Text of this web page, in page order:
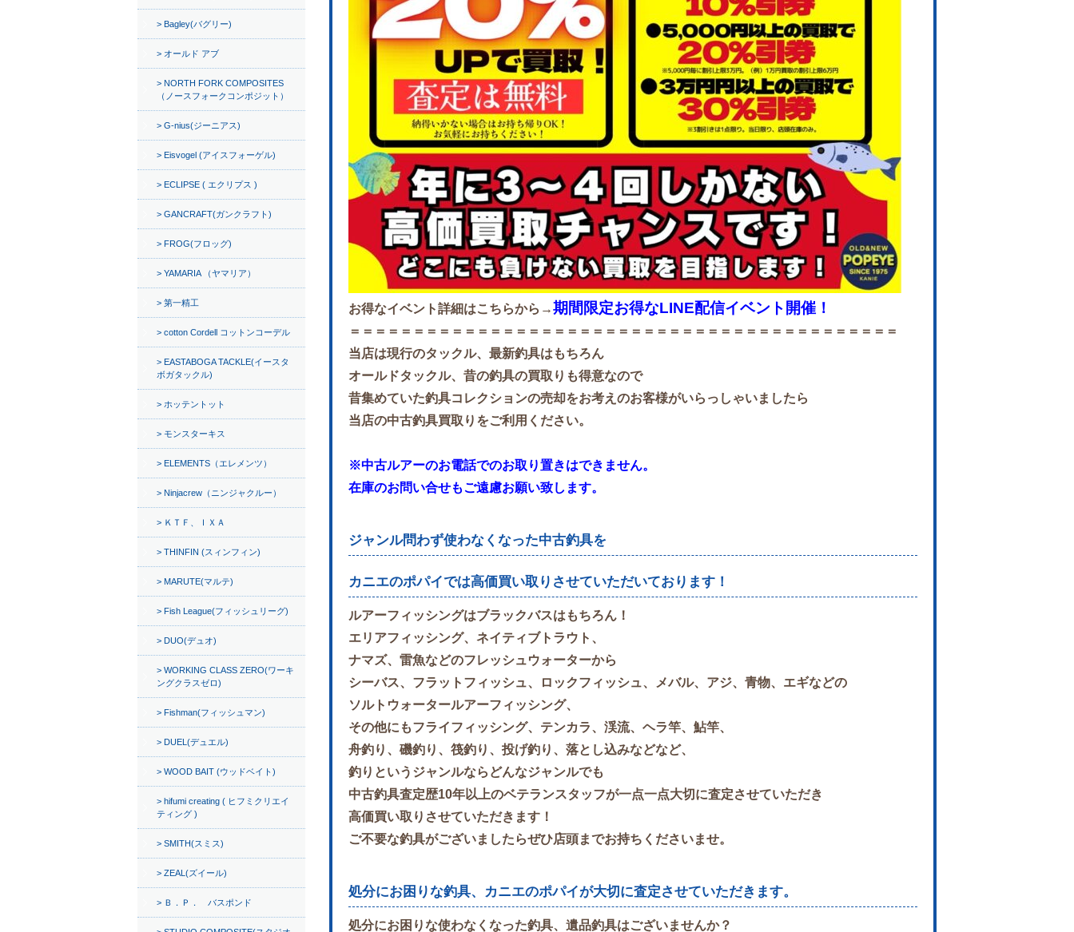
お得なイベント詳細はこちらから→期間限定お得なLINE配信イベント開催！
＝＝＝＝＝＝＝＝＝＝＝＝＝＝＝＝＝＝＝＝＝＝＝＝＝＝＝＝＝＝＝＝＝＝＝＝＝＝＝＝＝＝＝
当店は現行のタックル、最新釣具はもちろん
オールドタックル、昔の釣具の買取りも得意なので
昔集めていた釣具コレクションの売却をお考えのお客様がいらっしゃいましたら
当店の中古釣具買取りをご利用ください。
※中古ルアーのお電話でのお取り置きはできません。
在庫のお問い合せもご遠慮お願い致します。
ジャンル問わず使わなくなった中古釣具を
カニエのポパイでは高価買い取りさせていただいております！
ルアーフィッシングはブラックバスはもちろん！
エリアフィッシング、ネイティブトラウト、
ナマズ、雷魚などのフレッシュウォーターから
シーバス、フラットフィッシュ、ロックフィッシュ、メバル、アジ、青物、 エギなどの
ソルトウォータールアーフィッシング、
その他にもフライフィッシング、テンカラ、渓流、ヘラ竿、鮎竿、
舟釣り、磯釣り、筏釣り、投げ釣り、落とし込みなどなど、
釣りというジャンルならどんなジャンルでも
中古釣具査定歴10年以上のベテランスタッフが一点一点大切に査定させていただき
高価買い取りさせていただきます！
ご不要な釣具がございましたらぜひ店頭までお持ちくださいませ。
処分にお困りな釣具、カニエのポパイが大切に査定させていただきます。
処分にお困りな使わなくなった釣具、遺品釣具はございませんか？
Bagley(バグリー)
オールド アブ
NORTH FORK COMPOSITES
（ノースフォークコンポジット）
G-nius(ジーニアス)
Eisvogel (アイスフォーゲル)
ECLIPSE ( エクリプス )
GANCRAFT(ガンクラフト)
FROG(フロッグ)
YAMARIA （ヤマリア）
第一精工
cotton Cordell コットンコーデル
EASTABOGA TACKLE(イースタ
ボガタックル)
ホッテントット
モンスターキス
ELEMENTS（エレメンツ）
Ninjacrew（ニンジャクルー）
ＫＴＦ、ＩＸＡ
THINFIN (スィンフィン)
MARUTE(マルテ)
Fish League(フィッシュリーグ)
DUO(デュオ)
WORKING CLASS ZERO(ワーキ
ングクラスゼロ)
Fishman(フィッシュマン)
DUEL(デュエル)
WOOD BAIT (ウッドベイト)
hifumi creating ( ヒフミクリエイ
ティング )
SMITH(スミス)
ZEAL(ズイール)
Ｂ．Ｐ． バスポンド